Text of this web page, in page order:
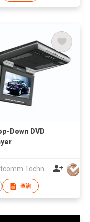
Down DVD
查詢